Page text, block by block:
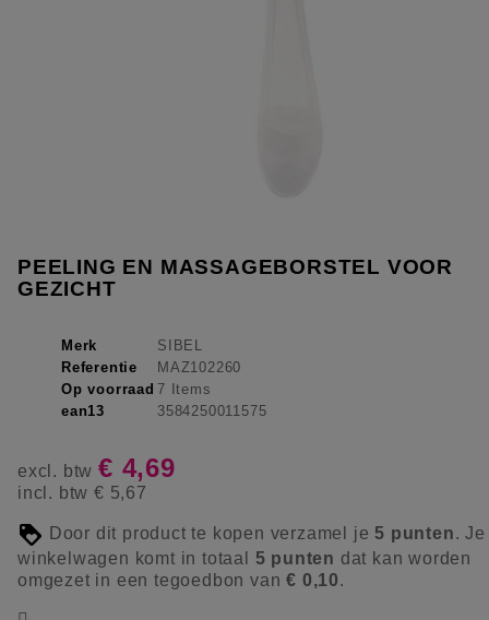
PEELING EN MASSAGEBORSTEL VOOR
GEZICHT
Merk
SIBEL
Referentie
MAZ102260
Op voorraad 7 Items
ean13
3584250011575
excl. btw € 4,69
incl. btw € 5,67
Door dit product te kopen verzamel je5 punten. Je
winkelwagen komt in totaal 5 punten dat kan worden
omgezet in een tegoedbon van€ 0,10.